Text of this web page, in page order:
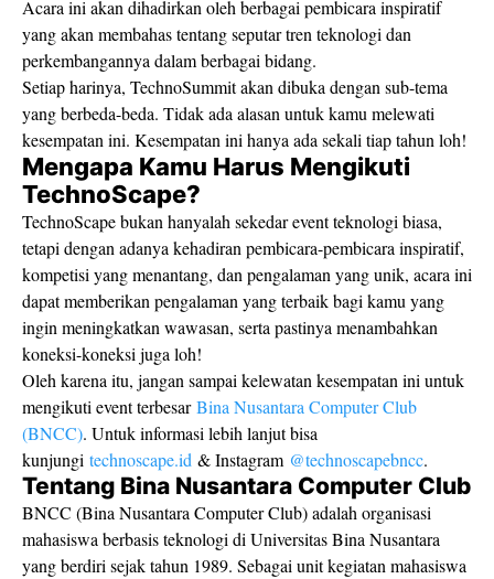
Acara ini akan dihadirkan oleh berbagai pembicara inspiratif
yang akan membahas tentang seputar tren teknologi dan
perkembangannya dalam berbagai bidang.
Setiap harinya, TechnoSummit akan dibuka dengan sub-tema
yang berbeda-beda. Tidak ada alasan untuk kamu melewati
kesempatan ini. Kesempatan ini hanya ada sekali tiap tahun loh!
Mengapa Kamu Harus Mengikuti
TechnoScape?
TechnoScape bukan hanyalah sekedar event teknologi biasa,
tetapi dengan adanya kehadiran pembicara-pembicara inspiratif,
kompetisi yang menantang, dan pengalaman yang unik, acara ini
dapat memberikan pengalaman yang terbaik bagi kamu yang
ingin meningkatkan wawasan, serta pastinya menambahkan
koneksi-koneksi juga loh!
Oleh karena itu, jangan sampai kelewatan kesempatan ini untuk
mengikuti event terbesarBina Nusantara Computer Club
(BNCC). Untuk informasi lebih lanjut bisa
kunjungi technoscape.id & Instagram @technoscapebncc.
Tentang Bina Nusantara Computer Club
BNCC (Bina Nusantara Computer Club) adalah organisasi
mahasiswa berbasis teknologi di Universitas Bina Nusantara
yang berdiri sejak tahun 1989. Sebagai unit kegiatan mahasiswa